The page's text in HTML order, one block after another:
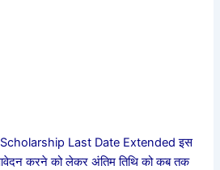
Last Date Extended इस
करने को लेकर अंतिम तिथि को कब तक